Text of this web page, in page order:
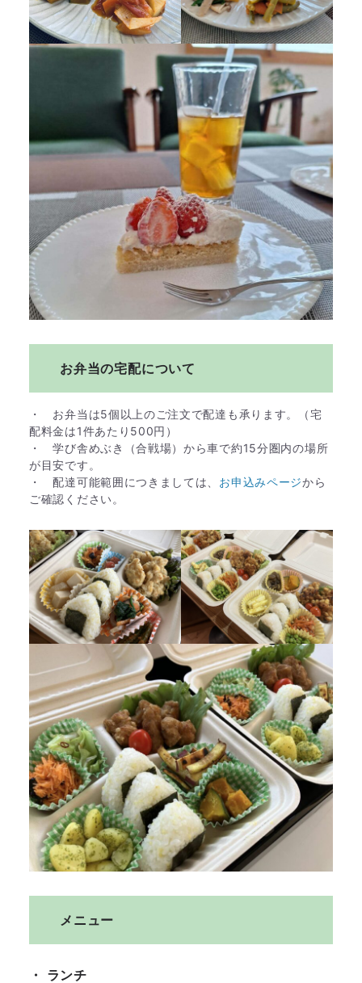
お弁当の宅配について
・ お弁当は5個以上のご注文で配達も承ります。（宅
配料金は1件あたり500円）
・ 学び舎めぶき（合戦場）から車で約15分圏内の場所
が目安です。
・ 配達可能範囲につきましては、 お申込みページから
ご確認ください。
メニュー
・ ランチ